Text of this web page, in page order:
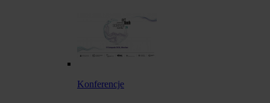
Konferencje